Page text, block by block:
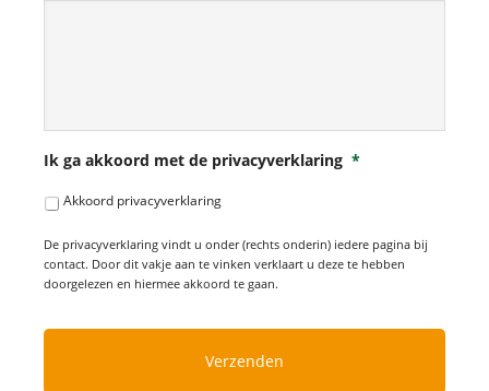
Ik ga akkoord met de privacyverklaring *
Akkoord privacyverklaring
De privacyverklaring vindt u onder (rechts onderin) iedere pagina bij
contact. Door dit vakje aan te vinken verklaart u deze te hebben
doorgelezen en hiermee akkoord te gaan.